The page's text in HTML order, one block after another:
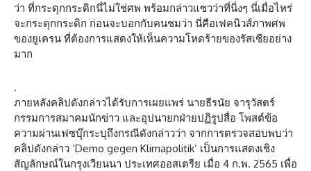
ว่า ที่กระดุกกระดิกนี่ไม่ใช่ศพ พร้อมกล่าวแซวว่าที่นิ่งๆ นี่เมื่อไหร่
จะกระดุกกระดิก ก่อนจะบอกกับคนชมว่า นี่คือเฟคนิวส์ภาพศพ
ของยูเครน ที่ต้องการแสดงให้เห็นความโหดร้ายของรัสเซียอย่าง
มาก
.
ภายหลังคลิปดังกล่าวได้รับการเผยแพร่ นายธีรนัย จารุวัสตร์
กรรมการสมาคมนักข่าว และอุปนายกฝ่ายปฏิรูปสื่อ โพสต์ข้อ
ความผ่านเฟซบุ๊กระบุถึงกรณีดังกล่าวว่า จากการตรวจสอบพบว่า
คลิปดังกล่าว ‘Demo gegen Klimapolitik’ เป็นการแสดงเชิง
สัญลักษณ์ในกรุงเวียนนา ประเทศออสเตรีย เมื่อ 4 ก.พ. 2565 เพื่อ